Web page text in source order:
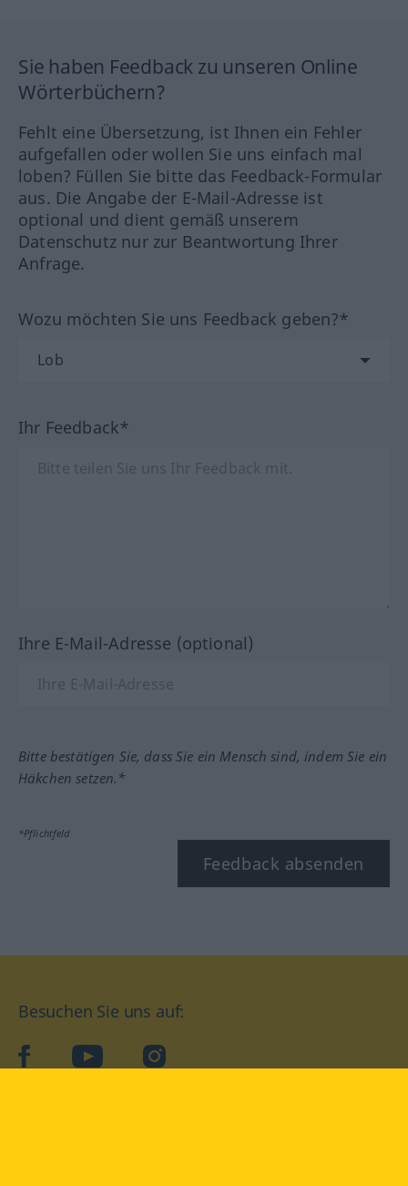
Sie haben Feedback zu unseren Online
Wörterbüchern?
Fehlt eine Übersetzung, ist Ihnen ein Fehler
aufgefallen oder wollen Sie uns einfach mal
loben? Füllen Sie bitte das Feedback-Formular
aus. Die Angabe der E-Mail-Adresse ist
optional und dient gemäß unserem
Datenschutz nur zur Beantwortung Ihrer
Anfrage.
Wozu möchten Sie uns Feedback geben?*
Ihr Feedback*
Ihre E-Mail-Adresse (optional)
Bitte bestätigen Sie, dass Sie ein Mensch sind, indem Sie ein
Häkchen setzen.*
*Pflichtfeld
Feedback absenden
Besuchen Sie uns auf:
facebookYouTube Instagram